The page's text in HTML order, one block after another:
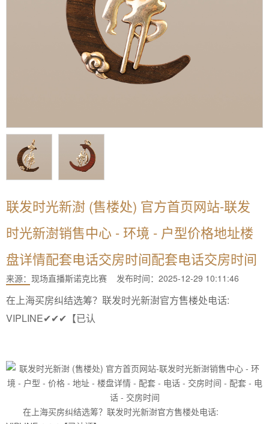
联发时光新澍 (售楼处) 官方首页网站-联发
时光新澍销售中心 - 环境 - 户型价格地址楼
盘详情配套电话交房时间配套电话交房时间
来源： 现场直播斯诺克比赛 发布时间：2025-12-29 10:11:46
在上海买房纠结选筹？联发时光新澍官方售楼处电话:
VIPLINE✔✔✔【已认
在上海买房纠结选筹？联发时光新澍官方售楼处电话: